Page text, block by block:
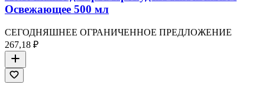
Освежающее 500 мл
СЕГОДНЯШНЕЕ ОГРАНИЧЕННОЕ ПРЕДЛОЖЕНИЕ
267,18 ₽